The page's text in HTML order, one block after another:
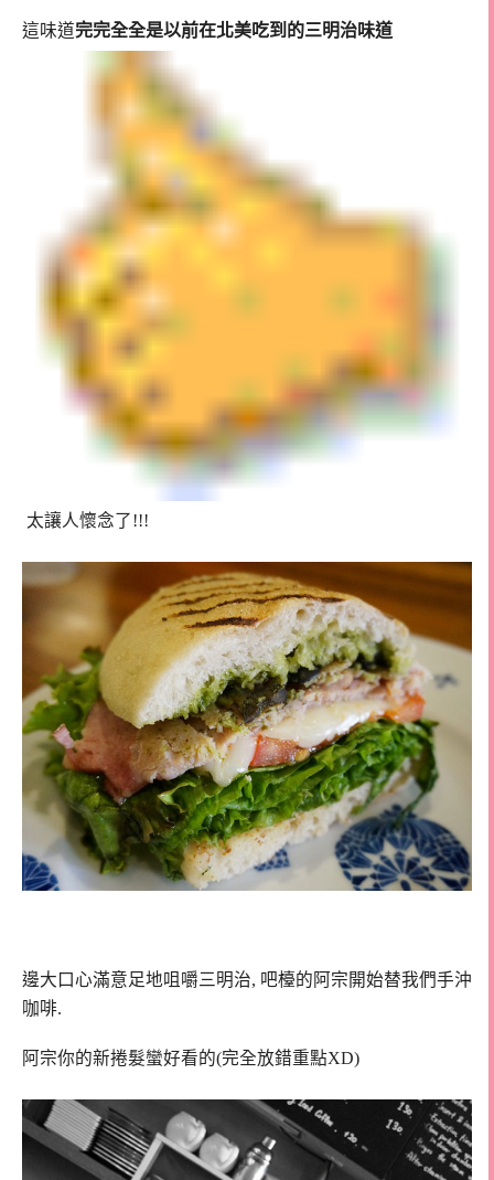
這味道完完全全是以前在北美吃到的三明治味道
太讓人懷念了!!!
邊大口心滿意足地咀嚼三明治, 吧檯的阿宗開始替我們手沖
咖啡.
阿宗你的新捲髮蠻好看的(完全放錯重點XD)